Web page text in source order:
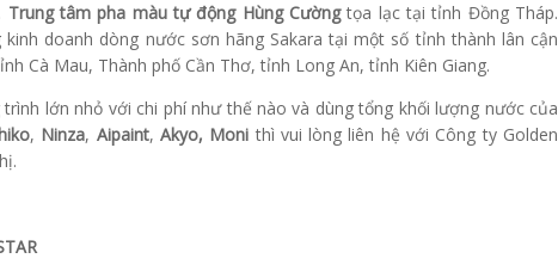
Trung tâm pha màu tự động Hùng Cườngtọa lạc tại tỉnh Đồng Tháp.
doanh dòng nước sơn hãng Sakara tại một số tỉnh thành lân cận
Cà Mau, Thành phố Cần Thơ, tỉnh Long An, tỉnh Kiên Giang.
lớn nhỏ với chi phí như thế nào và dùng tổng khối lượng nước của
, Ninza, Aipaint, Akyo, Moni thì vui lòng liên hệ với Công ty Golden